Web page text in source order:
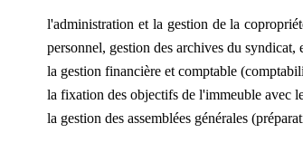
l'administration et la gestion de la
personnel, gestion des archives du syndicat,
la gestion financière et comptable
la fixation des objectifs de l'immeuble avec
la gestion des assemblées générales